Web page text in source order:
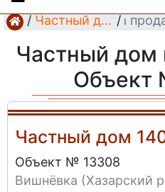
/
Частный дом /
Частный дом на
Частный дом
Объект
Частный дом
Объект № 13308
Вишнёвка (Хазарский